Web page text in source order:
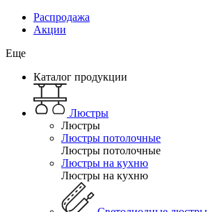
Распродажа
Акции
Еще
Каталог продукции
Люстры
Люстры
Люстры потолочные
Люстры потолочные
Люстры на кухню
Люстры на кухню